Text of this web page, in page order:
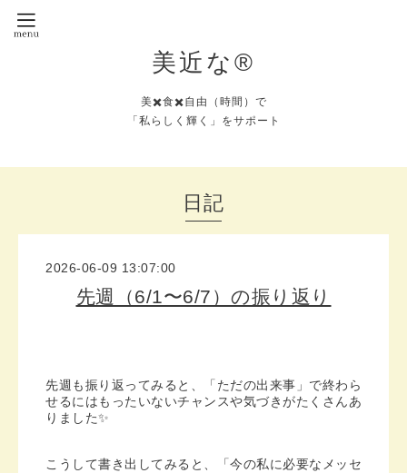
美近な®︎
美✖️食✖️自由（時間）で
「私らしく輝く」をサポート
日記
2026-06-09 13:07:00
先週（6/1〜6/7）の振り返り
先週も振り返ってみると、「ただの出来事」で終わら
せるにはもったいないチャンスや気づきがたくさんあ
りました✨
こうして書き出してみると、「今の私に必要なメッセ